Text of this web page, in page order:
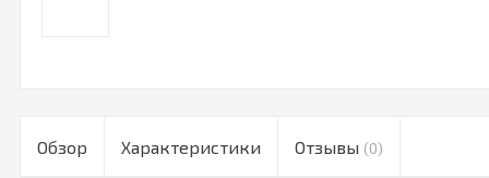
Обзор Характеристики Отзывы (0)